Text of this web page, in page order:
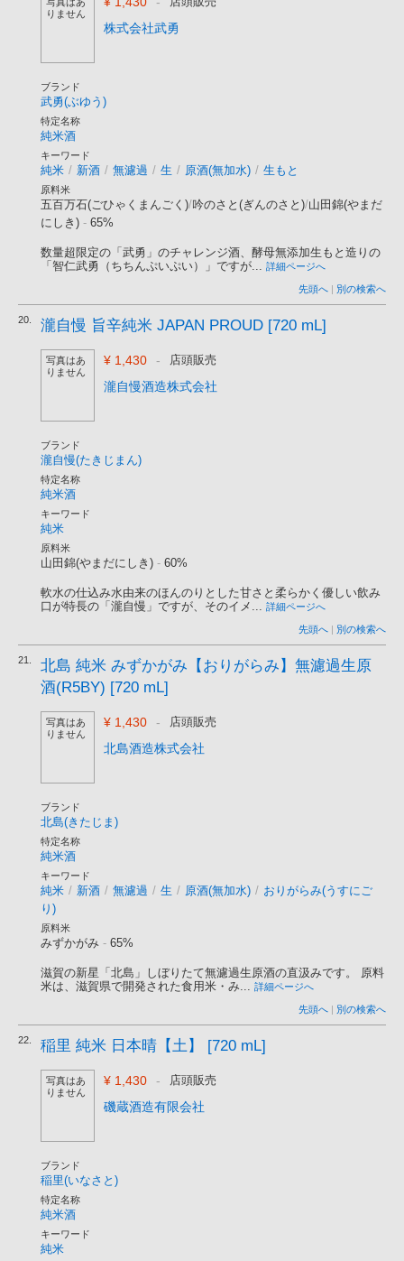
りません
株式会社武勇
ブランド
武勇(ぶゆう)
特定名称
純米酒
キーワード
純米 / 新酒 / 無濾過 / 生 / 原酒(無加水) / 生もと
原料米
五百万石(ごひゃくまんごく)/吟のさと(ぎんのさと)/山田錦(やまだ
にしき) - 65%
数量超限定の「武勇」のチャレンジ酒、酵母無添加生もと造りの
「智仁武勇（ちちんぷいぷい）」ですが... 詳細ページへ
先頭へ | 別の検索へ
20. 瀧自慢 旨辛純米 JAPAN PROUD [720 mL]
写真はあ
りません
¥ 1,430 - 店頭販売
瀧自慢酒造株式会社
ブランド
瀧自慢(たきじまん)
特定名称
純米酒
キーワード
純米
原料米
山田錦(やまだにしき) - 60%
軟水の仕込み水由来のほんのりとした甘さと柔らかく優しい飲み
口が特長の「瀧自慢」ですが、そのイメ... 詳細ページへ
先頭へ | 別の検索へ
21.
北島 純米 みずかがみ【おりがらみ】無濾過生原
酒(R5BY) [720 mL]
写真はあ
りません
¥ 1,430 - 店頭販売
北島酒造株式会社
ブランド
北島(きたじま)
特定名称
純米酒
キーワード
純米 / 新酒 / 無濾過 / 生 / 原酒(無加水) / おりがらみ(うすにご
り)
原料米
みずかがみ - 65%
滋賀の新星「北島」しぼりたて無濾過生原酒の直汲みです。 原料
米は、滋賀県で開発された食用米・み... 詳細ページへ
先頭へ | 別の検索へ
22. 稲里 純米 日本晴【土】 [720 mL]
写真はあ
りません
¥ 1,430 - 店頭販売
磯蔵酒造有限会社
ブランド
稲里(いなさと)
特定名称
純米酒
キーワード
純米